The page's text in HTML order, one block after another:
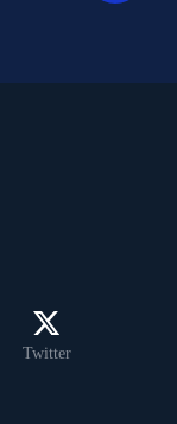
Twitter